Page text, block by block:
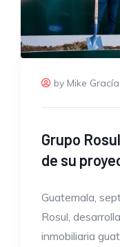
by Mike Gracía
Grupo
de su
Guatemala,
Rosul,
inmobiliaria